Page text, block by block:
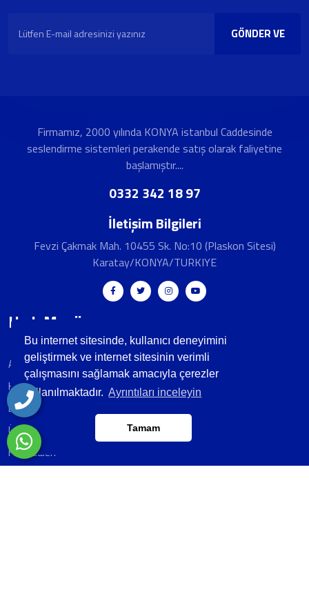
Bu internet sitesinde, kullanıcı deneyimini
geliştirmek ve internet sitesinin verimli
çalışmasını sağlamak amacıyla çerezler
kullanılmaktadır. Ayrıntıları inceleyin
Tamam
GÖNDER VE
Firmamız, 2000 yılında KONYA istanbul Caddesinde
seslendirme sistemleri perakende satış olarak faliyetine
başlamıştır....
0332 342 18 97
İletişim Bilgileri
Fevzi Çakmak Mah. 10455 Sk. No:10 (Plaskon Sitesi)
Karatay/KONYA/TURKIYE
Hızlı Menü
Anasayfa
Hakkımızda
E-Katalog
Ürünlerimiz
Foto Galeri
Banka Hesapları
Belgelerimiz